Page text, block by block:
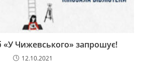
«У Чижевського» запрошує!
12.10.2021